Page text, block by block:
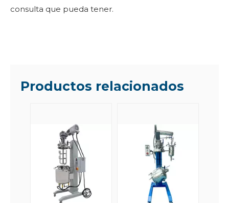
consulta que pueda tener.
Productos relacionados